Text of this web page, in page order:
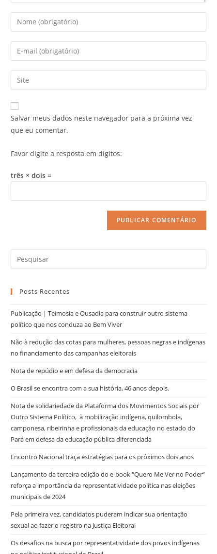
Salvar meus dados neste navegador para a próxima vez
que eu comentar.
Favor digite a resposta em dígitos:
três × dois =
Posts Recentes
Publicação | Teimosia e Ousadia para construir outro sistema
político que nos conduza ao Bem Viver
Não à redução das cotas para mulheres, pessoas negras e indígenas
no financiamento das campanhas eleitorais
Nota de repúdio e em defesa da democracia
O Brasil se encontra com a sua história, 46 anos depois.
Nota de solidariedade da Plataforma dos Movimentos Sociais por
Outro Sistema Político, à mobilização indígena, quilombola,
camponesa, ribeirinha e profissionais da educação no estado do
Pará em defesa da educação pública diferenciada
Encontro Nacional traça estratégias para os próximos dois anos
Lançamento da terceira edição do e-book “Quero Me Ver no Poder”
reforça a importância da representatividade política nas eleições
municipais de 2024
Pela primeira vez, candidatos puderam indicar sua orientação
sexual ao fazer o registro na Justiça Eleitoral
Os desafios na busca por representatividade dos povos indígenas